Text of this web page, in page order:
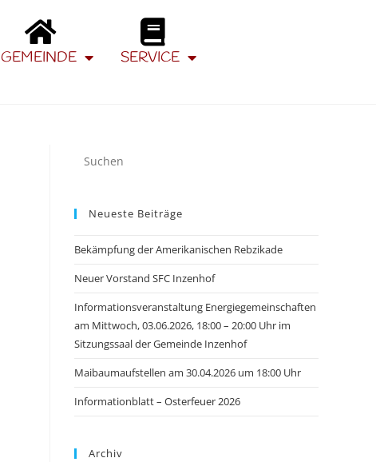
GEMEINDE SERVICE
Neueste Beiträge
Bekämpfung der Amerikanischen Rebzikade
Neuer Vorstand SFC Inzenhof
Informationsveranstaltung Energiegemeinschaften
am Mittwoch, 03.06.2026, 18:00 – 20:00 Uhr im
Sitzungssaal der Gemeinde Inzenhof
Maibaumaufstellen am 30.04.2026 um 18:00 Uhr
Informationblatt – Osterfeuer 2026
Archiv